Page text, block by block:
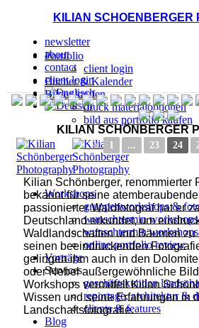
KILIAN SCHOENBERGER
newsletter
about
contact
client login
KILIAN SCHÖNBERGER
Portfolio
client login
Bücher & Kalender
Bilder kaufen
druck materialoptionen
bild aus portfolio kaufen
Workshops
gruppenworkshops &
wunschtermin
wunschtermin
online portfolio review
Vorträge
Services
geschäftskunden
reportage, architektur &
clients & features
Blog
◄ 1 ... 23 24
Kilian Schönberger, renommierter
bekannt für seine
passionierter Waldfotograf hat er
Deutschland erkundet, um
Waldlandschaften und Bäumen
seinen beeindruckenden
gelingen ihm auch in den
oder Nebel außergewöhnliche
Workshops vermittelt Kilian
Wissen und seine Erfahrungen in
Landschaftsfotografie.